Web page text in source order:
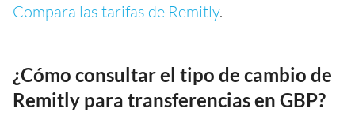
Compara las tarifas de Remitly.
¿Cómo consultar el tipo de cambio de
Remitly para transferencias en GBP?